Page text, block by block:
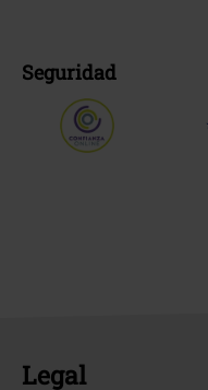
Seguridad
Legal